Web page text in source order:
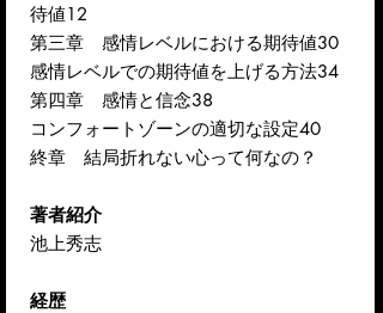
待値12
第三章 感情レベルにおける期待値30
感情レベルでの期待値を上げる方法34
第四章 感情と信念38
コンフォートゾーンの適切な設定40
終章 結局折れない心って何なの？
著者紹介
池上秀志
経歴